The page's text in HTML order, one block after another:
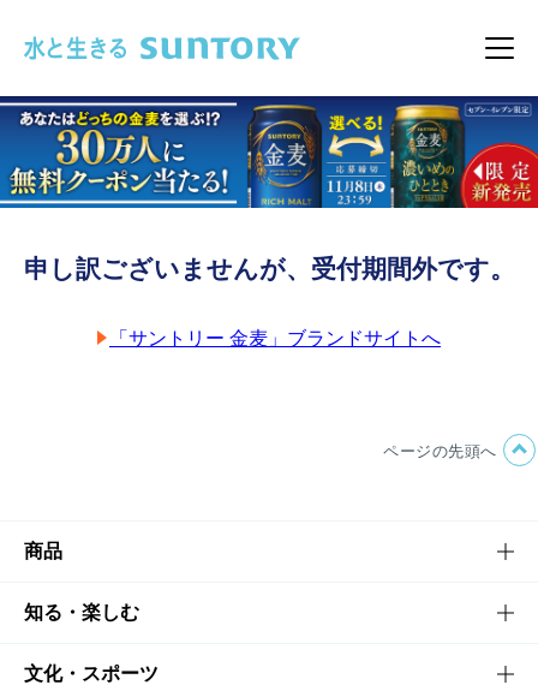
メ
申し訳ございませんが、受付期間外です。
「サントリー 金麦」ブランドサイトへ
ページの先頭へ
商品
商品TOP
商品一覧
知る・楽しむ
知る・楽しむTOP
文化・スポーツ